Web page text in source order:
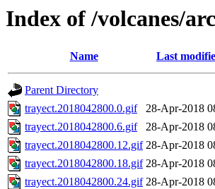
Index of /volcanes/
Name Last
Parent Directory
trayect.2018042800.0.gif
28-Apr-2018
trayect.2018042800.6.gif
28-Apr-2018
trayect.2018042800.12.gif 28-Apr-2018
trayect.2018042800.18.gif 28-Apr-2018
trayect.2018042800.24.gif 28-Apr-2018